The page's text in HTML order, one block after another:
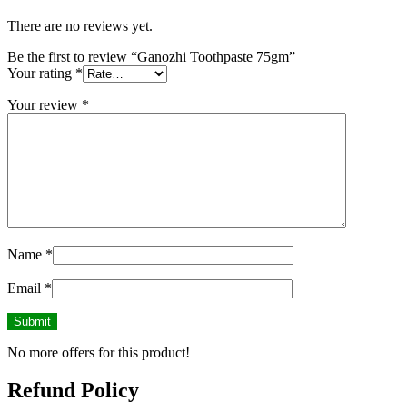
There are no reviews yet.
Be the first to review “Ganozhi Toothpaste 75gm”
Your rating *
Your review *
Name *
Email *
No more offers for this product!
Refund Policy